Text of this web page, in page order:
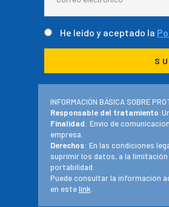
He leído y aceptado la
INFORMACIÓN BÁSICA SOBRE
Responsable del tratamiento
Finalidad: Envío de
empresa.
Derechos: En las condiciones
suprimir los datos, a la
portabilidad.
Puede consultar la información
en estelink